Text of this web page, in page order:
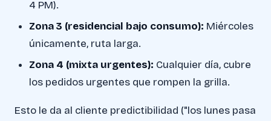
4 PM).
Zona 3 (residencial bajo consumo): Miércoles
únicamente, ruta larga.
Zona 4 (mixta urgentes): Cualquier día, cubre
los pedidos urgentes que rompen la grilla.
Esto le da al cliente predictibilidad ("los lunes pasa